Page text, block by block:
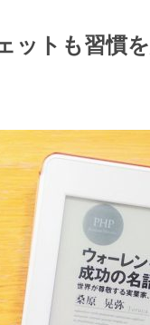
ットも習慣